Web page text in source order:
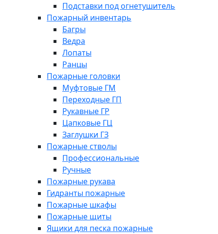
Подставки под огнетушитель
Пожарный инвентарь
Багры
Ведра
Лопаты
Ранцы
Пожарные головки
Муфтовые ГМ
Переходные ГП
Рукавные ГР
Цапковые ГЦ
Заглушки ГЗ
Пожарные стволы
Профессиональные
Ручные
Пожарные рукава
Гидранты пожарные
Пожарные шкафы
Пожарные щиты
Ящики для песка пожарные